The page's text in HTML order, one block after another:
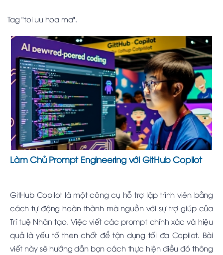
Tag "toi uu hoa ma".
Làm Chủ Prompt Engineering với GitHub Copilot
GitHub Copilot là một công cụ hỗ trợ lập trình viên bằng
cách tự động hoàn thành mã nguồn với sự trợ giúp của
Trí tuệ Nhân tạo. Việc viết các prompt chính xác và hiệu
quả là yếu tố then chốt để tận dụng tối đa Copilot. Bài
viết này sẽ hướng dẫn bạn cách thực hiện điều đó thông